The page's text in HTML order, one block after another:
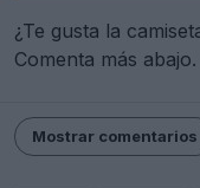
¿Te gusta la
Comenta más abajo.
Mostrar comentarios